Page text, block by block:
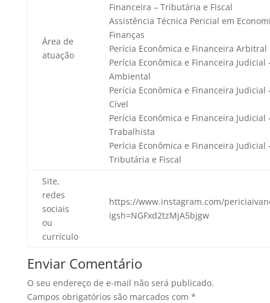
Área de
atuação
Financeira – Tributária e Fiscal
Assistência Técnica Pericial em
Finanças
Perícia Econômica e Financeira Arbitral
Perícia Econômica e Financeira Judicial
Ambiental
Perícia Econômica e Financeira Judicial
Cível
Perícia Econômica e Financeira Judicial
Trabalhista
Perícia Econômica e Financeira Judicial
Tributária e Fiscal
Site,
redes
sociais
ou
currículo
https://www.instagram.com/
igsh=NGFxd2tzMjA5bjgw
Enviar Comentário
O seu endereço de e-mail não será publicado.
Campos obrigatórios são marcados com *